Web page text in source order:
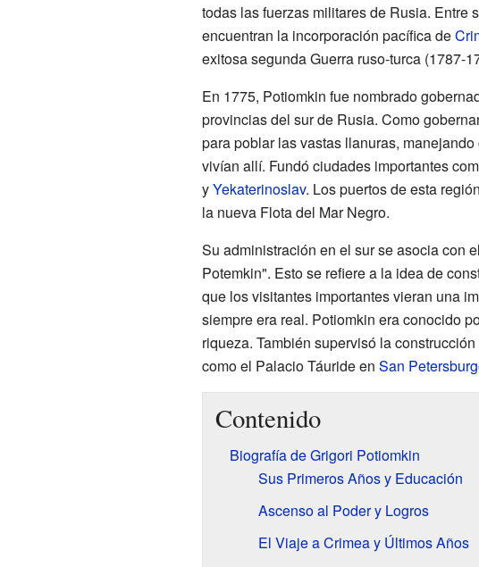
todas las fuerzas militares de Rusia. Entre
encuentran la incorporación pacífica de
exitosa segunda Guerra ruso-turca (1787-
En 1775, Potiomkin fue nombrado
provincias del sur de Rusia. Como
para poblar las vastas llanuras,
vivían allí. Fundó ciudades importantes
yYekaterinoslav. Los puertos de esta
la nueva Flota del Mar Negro.
Su administración en el sur se asocia con
Potemkin". Esto se refiere a la idea de
que los visitantes importantes vieran una
siempre era real. Potiomkin era conocido
riqueza. También supervisó la
como el Palacio Táuride en San
Contenido
Biografía de Grigori Potiomkin
Sus Primeros Años y Educación
Ascenso al Poder y Logros
El Viaje a Crimea y Últimos Años